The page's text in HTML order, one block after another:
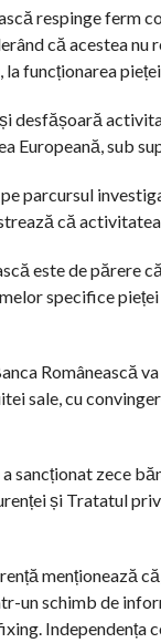
respinge ferm
că acestea
la funcționarea
desfășoară
Europeană, sub
parcursul
că
este de părere
specifice
Românească
sale, cu
sancționat zece
și Tratatul
menționează
un schimb de
Independența